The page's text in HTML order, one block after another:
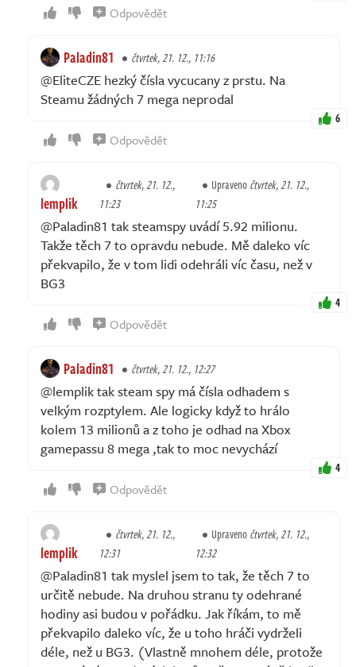
Odpovědět
Paladin81 čtvrtek, 21. 12., 11:16
@EliteCZE hezký čísla vycucany z prstu. Na
Steamu žádných 7 mega neprodal
6
Odpovědět
lemplik
čtvrtek, 21. 12.,
11:23
Upravenočtvrtek, 21. 12.,
11:25
@Paladin81 tak steamspy uvádí 5.92 milionu.
Takže těch 7 to opravdu nebude. Mě daleko víc
překvapilo, že v tom lidi odehráli víc času, než v
BG3
4
Odpovědět
Paladin81 čtvrtek, 21. 12., 12:27
@lemplik tak steam spy má čísla odhadem s
velkým rozptylem. Ale logicky když to hrálo
kolem 13 milionů a z toho je odhad na Xbox
gamepassu 8 mega ,tak to moc nevychází
4
Odpovědět
lemplik
čtvrtek, 21. 12.,
12:31
Upravenočtvrtek, 21. 12.,
12:32
@Paladin81 tak myslel jsem to tak, že těch 7 to
určitě nebude. Na druhou stranu ty odehrané
hodiny asi budou v pořádku. Jak říkám, to mě
překvapilo daleko víc, že u toho hráči vydrželi
déle, než u BG3. (Vlastně mnohem déle, protože